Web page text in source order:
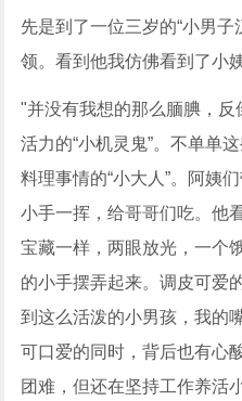
先是到了一位三岁的“小男
领。看到他我仿佛看到了小
"并没有我想的那么腼腆，
活力的“小机灵鬼”。不单单
料理事情的“小大人”。阿姨
小手一挥，给哥哥们吃。他
宝藏一样，两眼放光，一个
的小手摆弄起来。调皮可爱
到这么活泼的小男孩，我的
可口爱的同时，背后也有心
团难，但还在坚持工作养活